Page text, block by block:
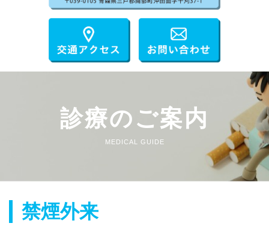
診療のご案内
MEDICAL GUIDE
禁煙外来